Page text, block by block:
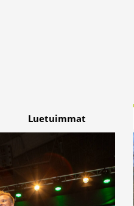
Luetuimmat